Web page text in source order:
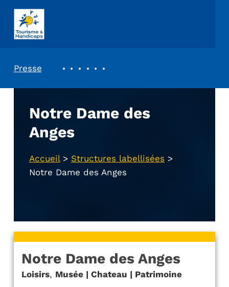
ASSOCIATION TOURISME ET HANDICAPS
Presse
Notre Dame des
Anges
Accueil> Structures labellisées >
Notre Dame des Anges
Notre Dame des Anges
Loisirs, Musée | Chateau | Patrimoine